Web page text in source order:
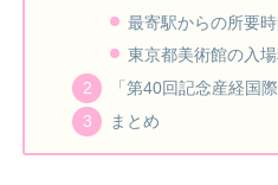
最寄駅からの所要
東京都美術館の入場
「第40回記念産経国
まとめ